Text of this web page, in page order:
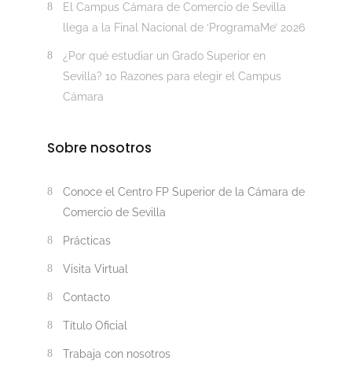
El Campus Cámara de Comercio de Sevilla
llega a la Final Nacional de ‘ProgramaMe’ 2026
¿Por qué estudiar un Grado Superior en
Sevilla? 10 Razones para elegir el Campus
Cámara
Sobre nosotros
Conoce el Centro FP Superior de la Cámara de
Comercio de Sevilla
Prácticas
Visita Virtual
Contacto
Título Oficial
Trabaja con nosotros